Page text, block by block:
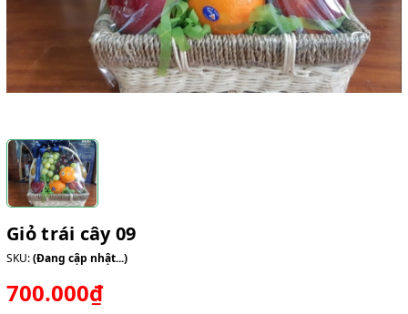
Giỏ trái cây 09
SKU:(Đang cập nhật...)
700.000₫